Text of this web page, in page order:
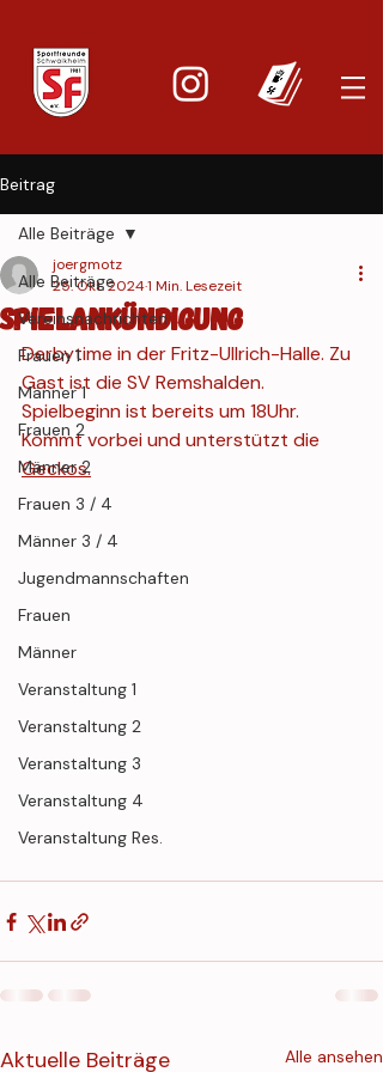
Beitrag
Alle Beiträge
Vereinsnachrichten
Frauen 1
Männer 1
Frauen 2
Männer 2
Frauen 3 / 4
Männer 3 / 4
Jugendmannschaften
Frauen
Männer
Veranstaltung 1
Veranstaltung 2
Veranstaltung 3
Veranstaltung 4
Veranstaltung Res.
Alle Beiträge
Spielankündigung
joergmotz
25. Okt. 20241 Min. Lesezeit
Derbytime in der Fritz-Ullrich-Halle. Zu
Gast ist die SV Remshalden.
Spielbeginn ist bereits um 18Uhr.
Kommt vorbei und unterstützt die
Geckos.
Aktuelle Beiträge Alle ansehen